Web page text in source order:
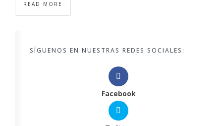
READ MORE
SÍGUENOS EN NUESTRAS REDES SOCIALES:
Facebook